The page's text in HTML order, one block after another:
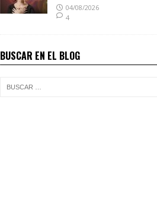
04/08/2026
4
BUSCAR EN EL BLOG